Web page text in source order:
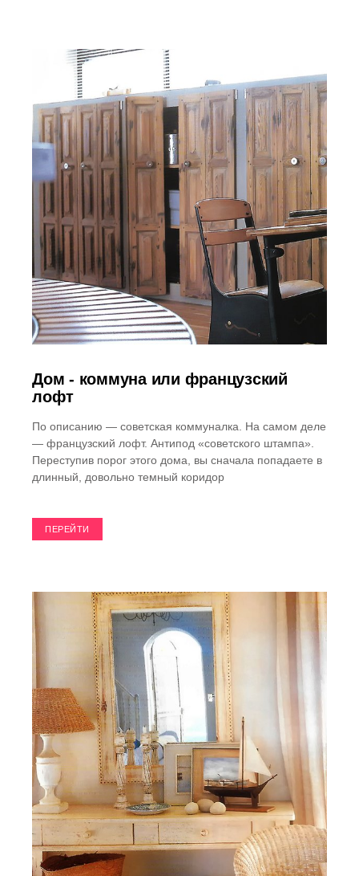
Дом - коммуна или французский
лофт
По описанию — советская коммуналка. На самом деле
— французский лофт. Антипод «советского штампа».
Переступив порог этого дома, вы сначала попадаете в
длинный, довольно темный коридор
ПЕРЕЙТИ